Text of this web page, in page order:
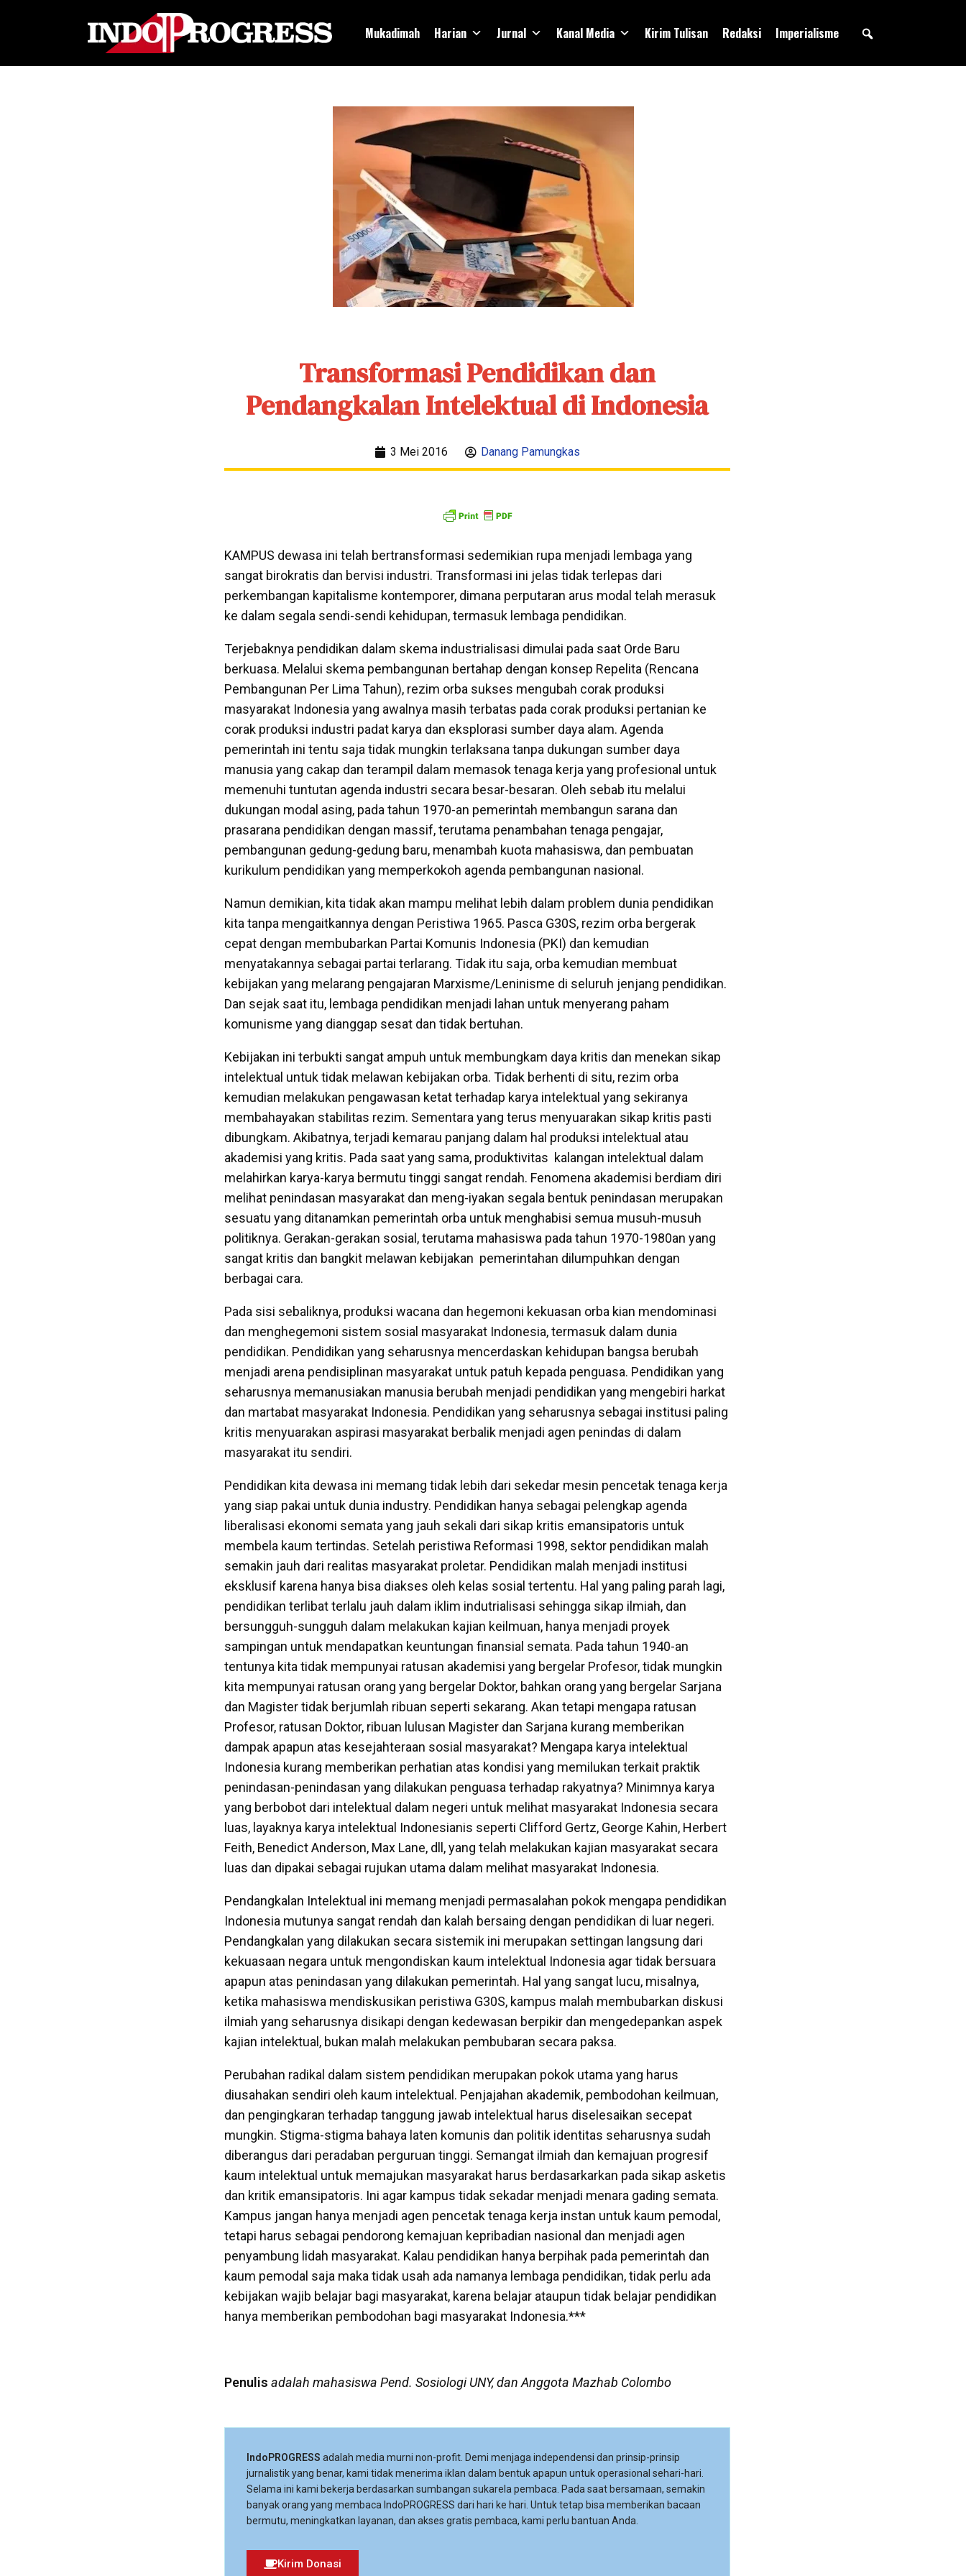
Mukadimah Harian Jurnal Kanal Media Kirim Tulisan Redaksi Imperialisme
Transformasi Pendidikan dan
Pendangkalan Intelektual di Indonesia
3 Mei 2016 Danang Pamungkas
KAMPUS dewasa ini telah bertransformasi sedemikian rupa menjadi lembaga yang
sangat birokratis dan bervisi industri. Transformasi ini jelas tidak terlepas dari
perkembangan kapitalisme kontemporer, dimana perputaran arus modal telah merasuk
ke dalam segala sendi-sendi kehidupan, termasuk lembaga pendidikan.
Terjebaknya pendidikan dalam skema industrialisasi dimulai pada saat Orde Baru
berkuasa. Melalui skema pembangunan bertahap dengan konsep Repelita (Rencana
Pembangunan Per Lima Tahun), rezim orba sukses mengubah corak produksi
masyarakat Indonesia yang awalnya masih terbatas pada corak produksi pertanian ke
corak produksi industri padat karya dan eksplorasi sumber daya alam. Agenda
pemerintah ini tentu saja tidak mungkin terlaksana tanpa dukungan sumber daya
manusia yang cakap dan terampil dalam memasok tenaga kerja yang profesional untuk
memenuhi tuntutan agenda industri secara besar-besaran. Oleh sebab itu melalui
dukungan modal asing, pada tahun 1970-an pemerintah membangun sarana dan
prasarana pendidikan dengan massif, terutama penambahan tenaga pengajar,
pembangunan gedung-gedung baru, menambah kuota mahasiswa, dan pembuatan
kurikulum pendidikan yang memperkokoh agenda pembangunan nasional.
Namun demikian, kita tidak akan mampu melihat lebih dalam problem dunia pendidikan
kita tanpa mengaitkannya dengan Peristiwa 1965. Pasca G30S, rezim orba bergerak
cepat dengan membubarkan Partai Komunis Indonesia (PKI) dan kemudian
menyatakannya sebagai partai terlarang. Tidak itu saja, orba kemudian membuat
kebijakan yang melarang pengajaran Marxisme/Leninisme di seluruh jenjang pendidikan.
Dan sejak saat itu, lembaga pendidikan menjadi lahan untuk menyerang paham
komunisme yang dianggap sesat dan tidak bertuhan.
Kebijakan ini terbukti sangat ampuh untuk membungkam daya kritis dan menekan sikap
intelektual untuk tidak melawan kebijakan orba. Tidak berhenti di situ, rezim orba
kemudian melakukan pengawasan ketat terhadap karya intelektual yang sekiranya
membahayakan stabilitas rezim. Sementara yang terus menyuarakan sikap kritis pasti
dibungkam. Akibatnya, terjadi kemarau panjang dalam hal produksi intelektual atau
akademisi yang kritis. Pada saat yang sama, produktivitas kalangan intelektual dalam
melahirkan karya-karya bermutu tinggi sangat rendah. Fenomena akademisi berdiam diri
melihat penindasan masyarakat dan meng-iyakan segala bentuk penindasan merupakan
sesuatu yang ditanamkan pemerintah orba untuk menghabisi semua musuh-musuh
politiknya. Gerakan-gerakan sosial, terutama mahasiswa pada tahun 1970-1980an yang
sangat kritis dan bangkit melawan kebijakan pemerintahan dilumpuhkan dengan
berbagai cara.
Pada sisi sebaliknya, produksi wacana dan hegemoni kekuasan orba kian mendominasi
dan menghegemoni sistem sosial masyarakat Indonesia, termasuk dalam dunia
pendidikan. Pendidikan yang seharusnya mencerdaskan kehidupan bangsa berubah
menjadi arena pendisiplinan masyarakat untuk patuh kepada penguasa. Pendidikan yang
seharusnya memanusiakan manusia berubah menjadi pendidikan yang mengebiri harkat
dan martabat masyarakat Indonesia. Pendidikan yang seharusnya sebagai institusi paling
kritis menyuarakan aspirasi masyarakat berbalik menjadi agen penindas di dalam
masyarakat itu sendiri.
Pendidikan kita dewasa ini memang tidak lebih dari sekedar mesin pencetak tenaga kerja
yang siap pakai untuk dunia industry. Pendidikan hanya sebagai pelengkap agenda
liberalisasi ekonomi semata yang jauh sekali dari sikap kritis emansipatoris untuk
membela kaum tertindas. Setelah peristiwa Reformasi 1998, sektor pendidikan malah
semakin jauh dari realitas masyarakat proletar. Pendidikan malah menjadi institusi
eksklusif karena hanya bisa diakses oleh kelas sosial tertentu. Hal yang paling parah lagi,
pendidikan terlibat terlalu jauh dalam iklim indutrialisasi sehingga sikap ilmiah, dan
bersungguh-sungguh dalam melakukan kajian keilmuan, hanya menjadi proyek
sampingan untuk mendapatkan keuntungan finansial semata. Pada tahun 1940-an
tentunya kita tidak mempunyai ratusan akademisi yang bergelar Profesor, tidak mungkin
kita mempunyai ratusan orang yang bergelar Doktor, bahkan orang yang bergelar Sarjana
dan Magister tidak berjumlah ribuan seperti sekarang. Akan tetapi mengapa ratusan
Profesor, ratusan Doktor, ribuan lulusan Magister dan Sarjana kurang memberikan
dampak apapun atas kesejahteraan sosial masyarakat? Mengapa karya intelektual
Indonesia kurang memberikan perhatian atas kondisi yang memilukan terkait praktik
penindasan-penindasan yang dilakukan penguasa terhadap rakyatnya? Minimnya karya
yang berbobot dari intelektual dalam negeri untuk melihat masyarakat Indonesia secara
luas, layaknya karya intelektual Indonesianis seperti Clifford Gertz, George Kahin, Herbert
Feith, Benedict Anderson, Max Lane, dll, yang telah melakukan kajian masyarakat secara
luas dan dipakai sebagai rujukan utama dalam melihat masyarakat Indonesia.
Pendangkalan Intelektual ini memang menjadi permasalahan pokok mengapa pendidikan
Indonesia mutunya sangat rendah dan kalah bersaing dengan pendidikan di luar negeri.
Pendangkalan yang dilakukan secara sistemik ini merupakan settingan langsung dari
kekuasaan negara untuk mengondiskan kaum intelektual Indonesia agar tidak bersuara
apapun atas penindasan yang dilakukan pemerintah. Hal yang sangat lucu, misalnya,
ketika mahasiswa mendiskusikan peristiwa G30S, kampus malah membubarkan diskusi
ilmiah yang seharusnya disikapi dengan kedewasan berpikir dan mengedepankan aspek
kajian intelektual, bukan malah melakukan pembubaran secara paksa.
Perubahan radikal dalam sistem pendidikan merupakan pokok utama yang harus
diusahakan sendiri oleh kaum intelektual. Penjajahan akademik, pembodohan keilmuan,
dan pengingkaran terhadap tanggung jawab intelektual harus diselesaikan secepat
mungkin. Stigma-stigma bahaya laten komunis dan politik identitas seharusnya sudah
diberangus dari peradaban perguruan tinggi. Semangat ilmiah dan kemajuan progresif
kaum intelektual untuk memajukan masyarakat harus berdasarkarkan pada sikap asketis
dan kritik emansipatoris. Ini agar kampus tidak sekadar menjadi menara gading semata.
Kampus jangan hanya menjadi agen pencetak tenaga kerja instan untuk kaum pemodal,
tetapi harus sebagai pendorong kemajuan kepribadian nasional dan menjadi agen
penyambung lidah masyarakat. Kalau pendidikan hanya berpihak pada pemerintah dan
kaum pemodal saja maka tidak usah ada namanya lembaga pendidikan, tidak perlu ada
kebijakan wajib belajar bagi masyarakat, karena belajar ataupun tidak belajar pendidikan
hanya memberikan pembodohan bagi masyarakat Indonesia.***
Penulis adalah mahasiswa Pend. Sosiologi UNY, dan Anggota Mazhab Colombo
IndoPROGRESS adalah media murni non-profit. Demi menjaga independensi dan prinsip-prinsip
jurnalistik yang benar, kami tidak menerima iklan dalam bentuk apapun untuk operasional sehari-hari.
Selama ini kami bekerja berdasarkan sumbangan sukarela pembaca. Pada saat bersamaan, semakin
banyak orang yang membaca IndoPROGRESS dari hari ke hari. Untuk tetap bisa memberikan bacaan
bermutu, meningkatkan layanan, dan akses gratis pembaca, kami perlu bantuan Anda.
Kirim Donasi